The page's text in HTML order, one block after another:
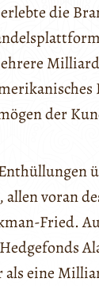
die
der
voran
Fried.
eine